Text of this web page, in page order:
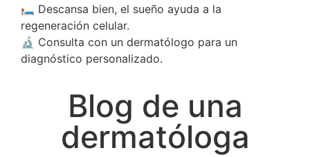
🛏️ Descansa bien, el sueño ayuda a la
regeneración celular.
🔬 Consulta con un dermatólogo para un
diagnóstico personalizado.
Blog de una
dermatóloga